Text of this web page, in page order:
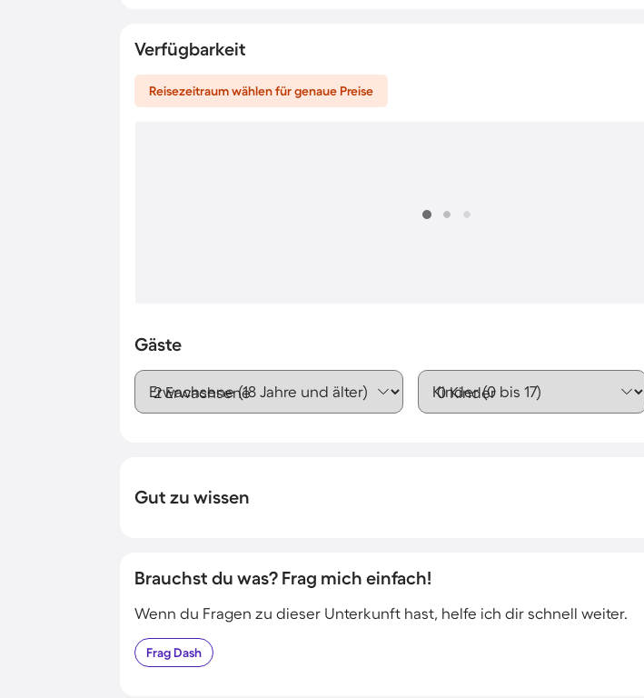
Verfügbarkeit
Reisezeitraum wählen für genaue Preise
Gäste
Erwachsene (18 Jahre und älter) Kinder (0 bis 17)
Gut zu wissen
Brauchst du was? Frag mich einfach!
Wenn du Fragen zu dieser Unterkunft hast, helfe ich dir schnell weiter.
FragDash